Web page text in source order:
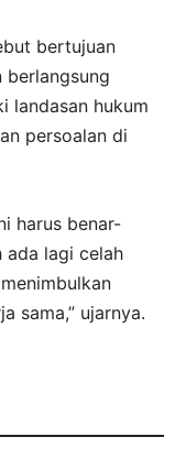
bertujuan
berlangsung
landasan hukum
persoalan di
harus benar-
ada lagi celah
sama,” ujarnya.